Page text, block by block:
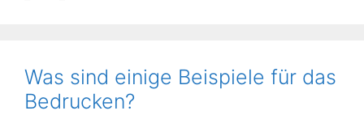
Was sind einige Beispiele für das
Bedrucken?